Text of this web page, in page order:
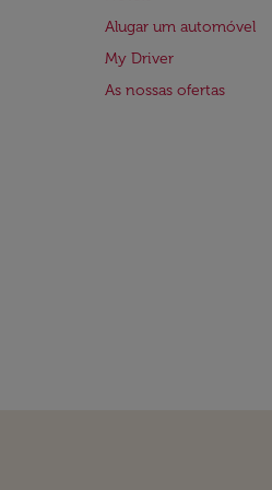
Alugar um automóvel
My Driver
As nossas ofertas